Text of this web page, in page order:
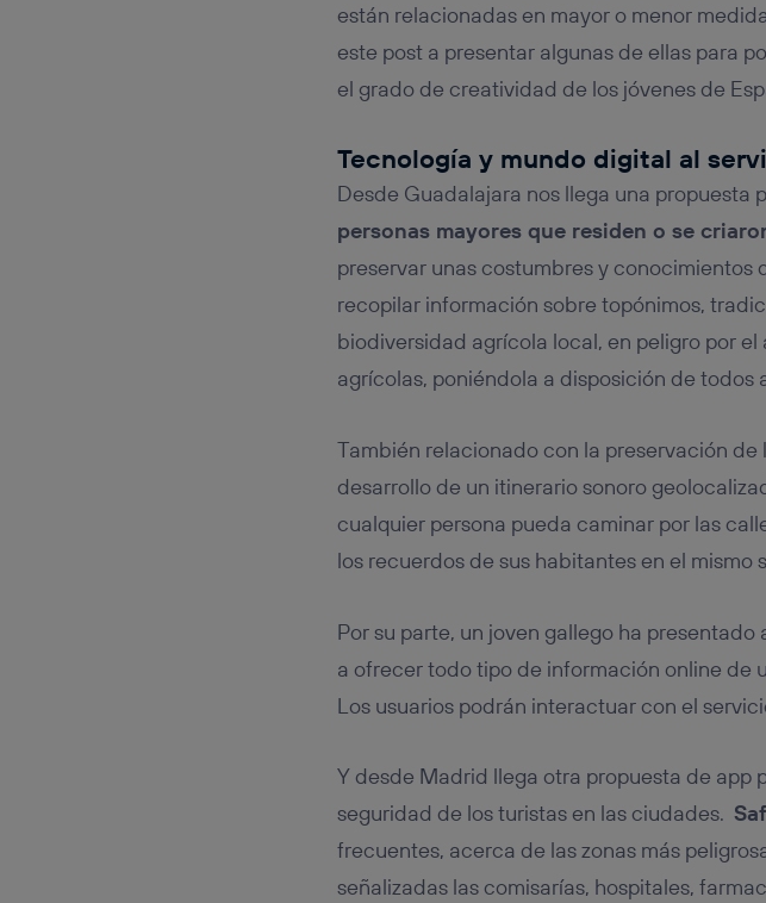
están relacionadas en mayor o menor
este post a presentar algunas de ellas para
el grado de creatividad de los jóvenes de
Tecnología y mundo digital al
Desde Guadalajara nos llega una propuesta
personas mayores que residen o se
preservar unas costumbres y conocimientos
recopilar información sobre topónimos,
biodiversidad agrícola local, en peligro por
agrícolas, poniéndola a disposición de todos
También relacionado con la preservación de
desarrollo de un itinerario sonoro
cualquier persona pueda caminar por las
los recuerdos de sus habitantes en el mismo
Por su parte, un joven gallego ha
a ofrecer todo tipo de información online de
Los usuarios podrán interactuar con el
Y desde Madrid llega otra propuesta de app
seguridad de los turistas en las ciudades.
frecuentes, acerca de las zonas más
señalizadas las comisarías, hospitales,